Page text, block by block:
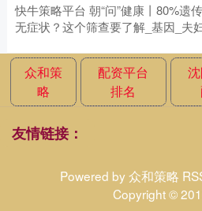
快牛策略平台 朝“问”健康丨80%遗
无症状？这个筛查要了解_基因_夫
众和策
略
配资平台
排名
友情链接：
Powered by众和策略
Copyright©